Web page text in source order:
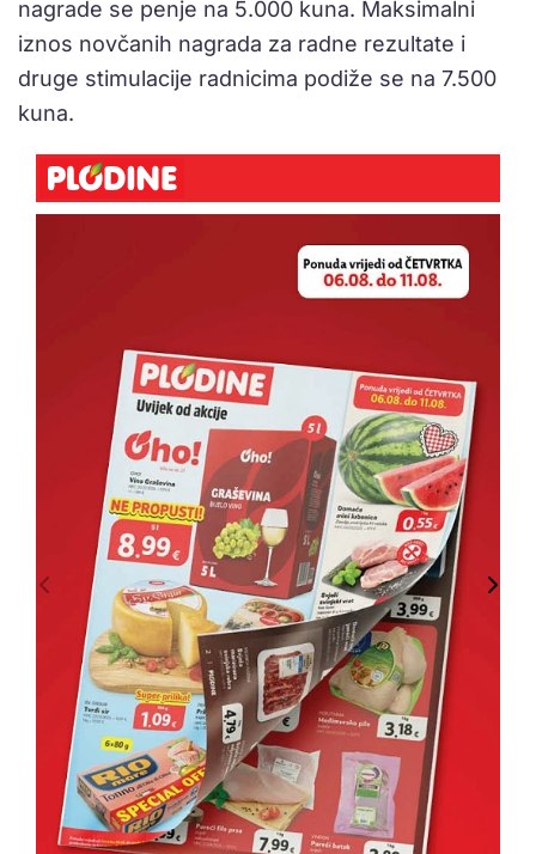
nagrade se penje na 5.000 kuna. Maksimalni
iznos novčanih nagrada za radne rezultate i
druge stimulacije radnicima podiže se na 7.500
kuna.